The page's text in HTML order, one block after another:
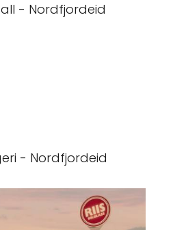
- Nordfjordeid
- Nordfjordeid